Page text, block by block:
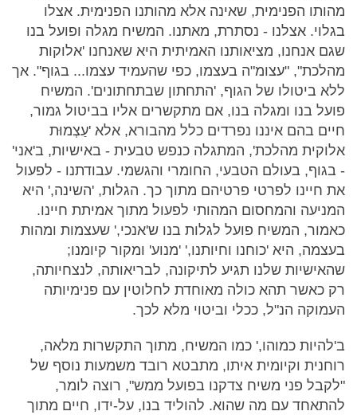
מהותו הפנימית, שאינה אלא מהותנו הפנימית. אצלו
בגלוי. אצלנו - נסתרת, מאתנו. המשיח מגלה ופועל בנו
שגם אנחנו, מציאותנו האמיתית היא שאנחנו 'אלוקות
מהלכת", "עצומ"ה בעצמו, כפי שהעמיד עצמו... בגוף". אך
ללא ביטולו של הגוף, 'התחתון שבתחתונים'. המשיח
פועל בנו ומגלה בנו, אם מתקשרים אליו בביטול גמור,
חיים בהם איננו נפרדים כלל מהבורא, אלא 'עַצְמוּת
אלוקית מהלכת', המתגלה כנפש טבעית - באישיות, ב'אני'
- בגוף, בעולם הטבעי, החומרי והגשמי. עבודתנו - לפעול
את חיינו לפרטי פרטיהם מתוך כך. הגלות, 'השינה,' היא
המניעה והמחסום המהותי לפעול מתוך אמיתת חיינו.
כאמור, המשיח פועל לגלות בנו ש'אנכי,' שעצמות ומהות
בעצמה, היא 'כוחנו וחיותנו,' 'מנוע' ומקור קיומנו;
שהאישיות שלנו תגיע לתיקונה, לבריאותה, לנצחיותה,
רק כאשר תהא כולה מאוחדת לחלוטין עם פנימיותה
העמוקה הנ"ל, ככלי וביטוי מלא לכך.
ב'להיות כמוהו,' כמו המשיח, מתוך התקשרות מלאה,
רוחנית וקיומית איתו, מתבטא רובד משמעות נוסף של
"לקבל פני משיח צדקנו בפועל ממש", רוצה לומר,
להתאחד עם מה שהוא. להוליד בנו, על-ידו, חיים מתוך